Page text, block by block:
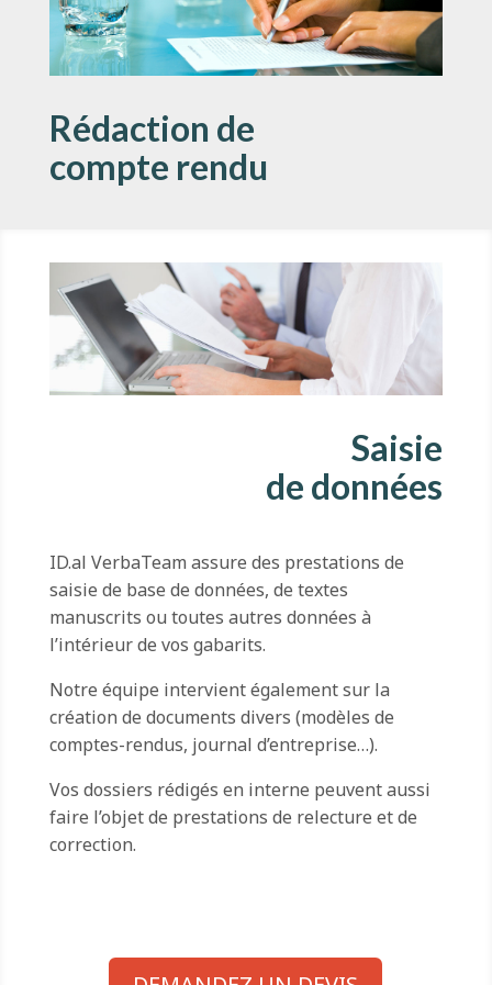
Rédaction de
compte rendu
Saisie
de données
ID.al VerbaTeam assure des prestations de
saisie de base de données, de textes
manuscrits ou toutes autres données à
l’intérieur de vos gabarits.
Notre équipe intervient également sur la
création de documents divers (modèles de
comptes-rendus, journal d’entreprise…).
Vos dossiers rédigés en interne peuvent aussi
faire l’objet de prestations de relecture et de
correction.